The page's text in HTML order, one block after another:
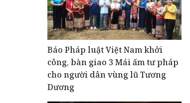
Báo Pháp luật Việt Nam khởi
công, bàn giao 3 Mái ấm tư pháp
cho người dân vùng lũ Tương
Dương